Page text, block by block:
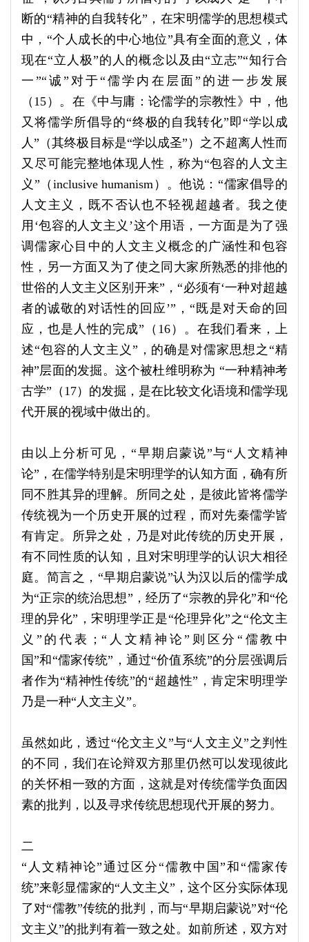
断的“精神的自我转化”，在宋明儒学的思想模式
中，“个人成长的中心地位”具有全面的意义，体
现在“立人极”的人的概念以及由“立志”“知行合
一”“诚”对于“儒学内在层面”的进一步发展
（15）。在《中与庸：论儒学的宗教性》中，他
又将儒学所倡导的“终极的自我转化”即“学以成
人”（其终极目标是“学以成圣”）之不超离人性而
又尽可能完整地体现人性，称为“包容的人文主
义”（inclusive humanism）。他说：“儒家倡导的
人文主义，既不否认也不轻视超越者。我之使
用‘包容的人文主义’这个用语，一方面是为了强
调儒家心目中的人文主义概念的广涵性和包容
性，另一方面又为了使之同大家所熟悉的排他的
世俗的人文主义区别开来”，“必须有‘一种对超越
者的诚敬的对话性的回应’”，“既是对天命的回
应，也是人性的完成”（16）。在我们看来，上
述“包容的人文主义”，的确是对儒家思想之“精
神”层面的发掘。这个被杜维明称为 “一种精神考
古学”（17）的发掘，是在比较文化语境和儒学现
代开展的视域中做出的。
由以上分析可见，“早期启蒙说”与“人文精神
论”，在儒学特别是宋明理学的认知方面，确有所
同不胜其异的理解。所同之处，是彼此皆将儒学
传统视为一个历史开展的过程，而对先秦儒学皆
有肯定。所异之处，乃是对此传统的历史开展，
有不同性质的认知，且对宋明理学的认识大相径
庭。简言之，“早期启蒙说”认为汉以后的儒学成
为“正宗的统治思想”，经历了“宗教的异化”和“伦
理的异化”，宋明理学正是“伦理异化”之“伦文主
义”的代表；“人文精神论”则区分“儒教中
国”和“儒家传统”，通过“价值系统”的分层强调后
者作为“精神性传统”的“超越性”，肯定宋明理学
乃是一种“人文主义”。
虽然如此，透过“伦文主义”与“人文主义”之判性
的不同，我们在论辩双方那里仍然可以发现彼此
的关怀相一致的方面，这就是对传统儒学负面因
素的批判，以及寻求传统思想现代开展的努力。
二
“人文精神论”通过区分“儒教中国”和“儒家传
统”来彰显儒家的“人文主义”，这个区分实际体现
了对“儒教”传统的批判，而与“早期启蒙说”对“伦
文主义”的批判有着一致之处。如前所述，双方对